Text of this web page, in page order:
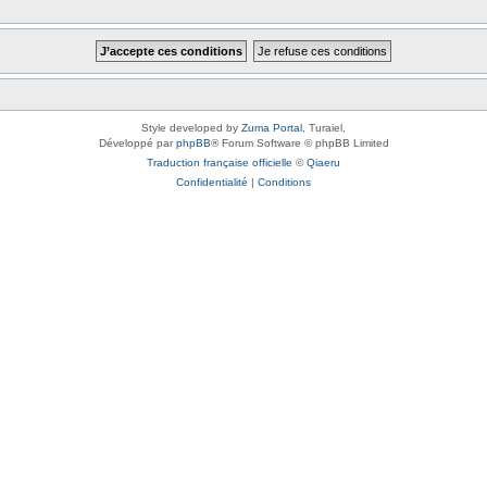
Style developed by Zuma Portal , Turaiel,
Développé parphpBB® Forum Software © phpBB Limited
Traduction française officielle ©Qiaeru
Confidentialité
Conditions